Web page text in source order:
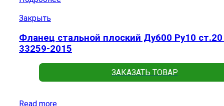
Закрыть
Фланец стальной плоский Ду600 Ру10
33259-2015
ЗАКАЗАТЬ ТОВАР
Read more